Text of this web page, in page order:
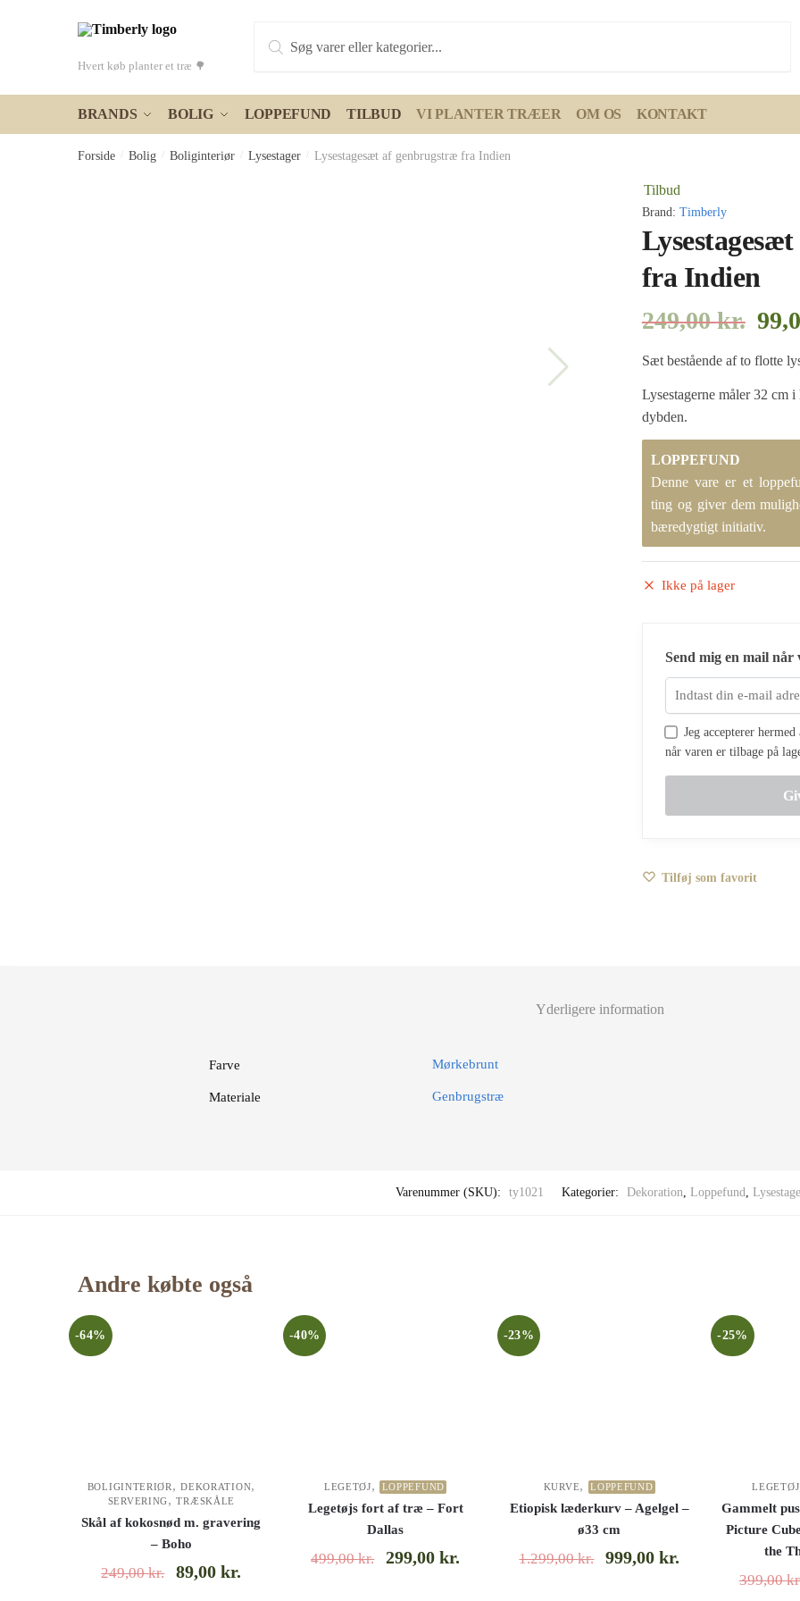
Hvert køb planter et træ 🌳
search
BRANDS BOLIG LOPPEFUND TILBUD VI PLANTER TRÆER OM OS KONTAKT
Forside Bolig Boliginteriør Lysestager Lysestagesæt af genbrugstræ fra Indien
Tilbud
Brand: Timberly
fra Indien
249,00kr.
Sæt bestående af to flotte
Lysestagerne måler 32 cm
dybden.
LOPPEFUND
Denne vare er et
ting og giver dem
bæredygtigt initiativ.
Ikke på lager
Send mig en mail når
Jeg accepterer
når varen er tilbage på
Tilføj som favorit
Yderligere information
Farve Mørkebrunt
Materiale Genbrugstræ
Varenummer (SKU): ty1021 Kategorier: Dekoration Loppefund
Andre købte også
-64%
BOLIGINTERIØR ,DEKORATION,
SERVERING,TRÆSKÅLE
Skål af kokosnød m. gravering
– Boho
249,00kr. 89,00kr.
-40%
LEGETØJ, LOPPEFUND
Legetøjs fort af træ – Fort
Dallas
499,00kr. 299,00kr.
-23%
KURVE, LOPPEFUND
Etiopisk læderkurv – Agelgel –
ø33 cm
1.299,00kr. 999,00kr.
-25%
LEGETØJ
Gammelt
Picture
the
399,00